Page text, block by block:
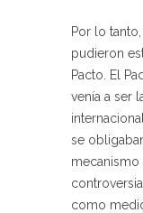
Por lo
pudieron
Pacto. El
venía a ser
se
mecanismo
como